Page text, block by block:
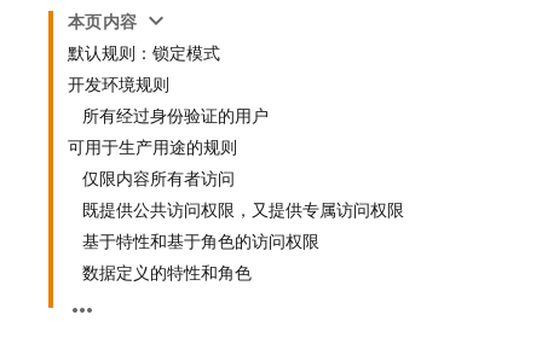
本页内容
默认规则：锁定模式
开发环境规则
所有经过身份验证的用户
可用于生产用途的规则
仅限内容所有者访问
既提供公共访问权限，又提供专属访问权限
基于特性和基于角色的访问权限
数据定义的特性和角色